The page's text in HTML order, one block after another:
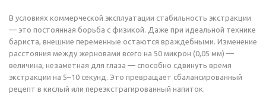
В условиях коммерческой эксплуатации стабильность экстракции
— это постоянная борьба с физикой. Даже при идеальной технике
бариста, внешние переменные остаются враждебными. Изменение
расстояния между жерновами всего на 50 микрон (0,05 мм) —
величина, незаметная для глаза — способно сдвинуть время
экстракции на 5–10 секунд. Это превращает сбалансированный
рецепт в кислый или переэкстрагированный напиток.